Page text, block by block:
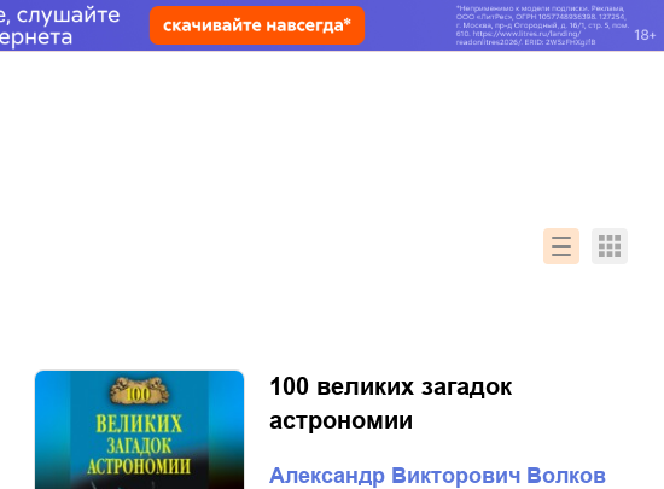
100 великих загадок
астрономии
Александр Викторович Волков